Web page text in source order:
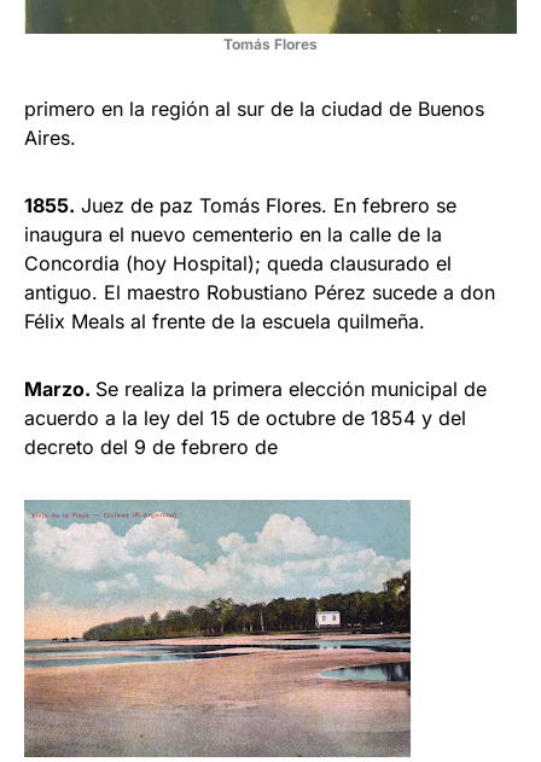
Tomás Flores
primero en la región al sur de la ciudad de Buenos
Aires.
1855. Juez de paz Tomás Flores. En febrero se
inaugura el nuevo cementerio en la calle de la
Concordia (hoy Hos­pital); queda clausurado el
antiguo. El maestro Robustiano Pérez sucede a don
Félix Meals al frente de la escuela quilmeña.
Marzo. Se realiza la primera elec­ción municipal de
acuerdo a la ley del 15 de octubre de 1854 y del
decreto del 9 de febrero de